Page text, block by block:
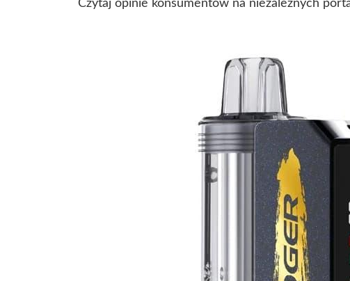
Czytaj opinie konsumentów na niezależnych